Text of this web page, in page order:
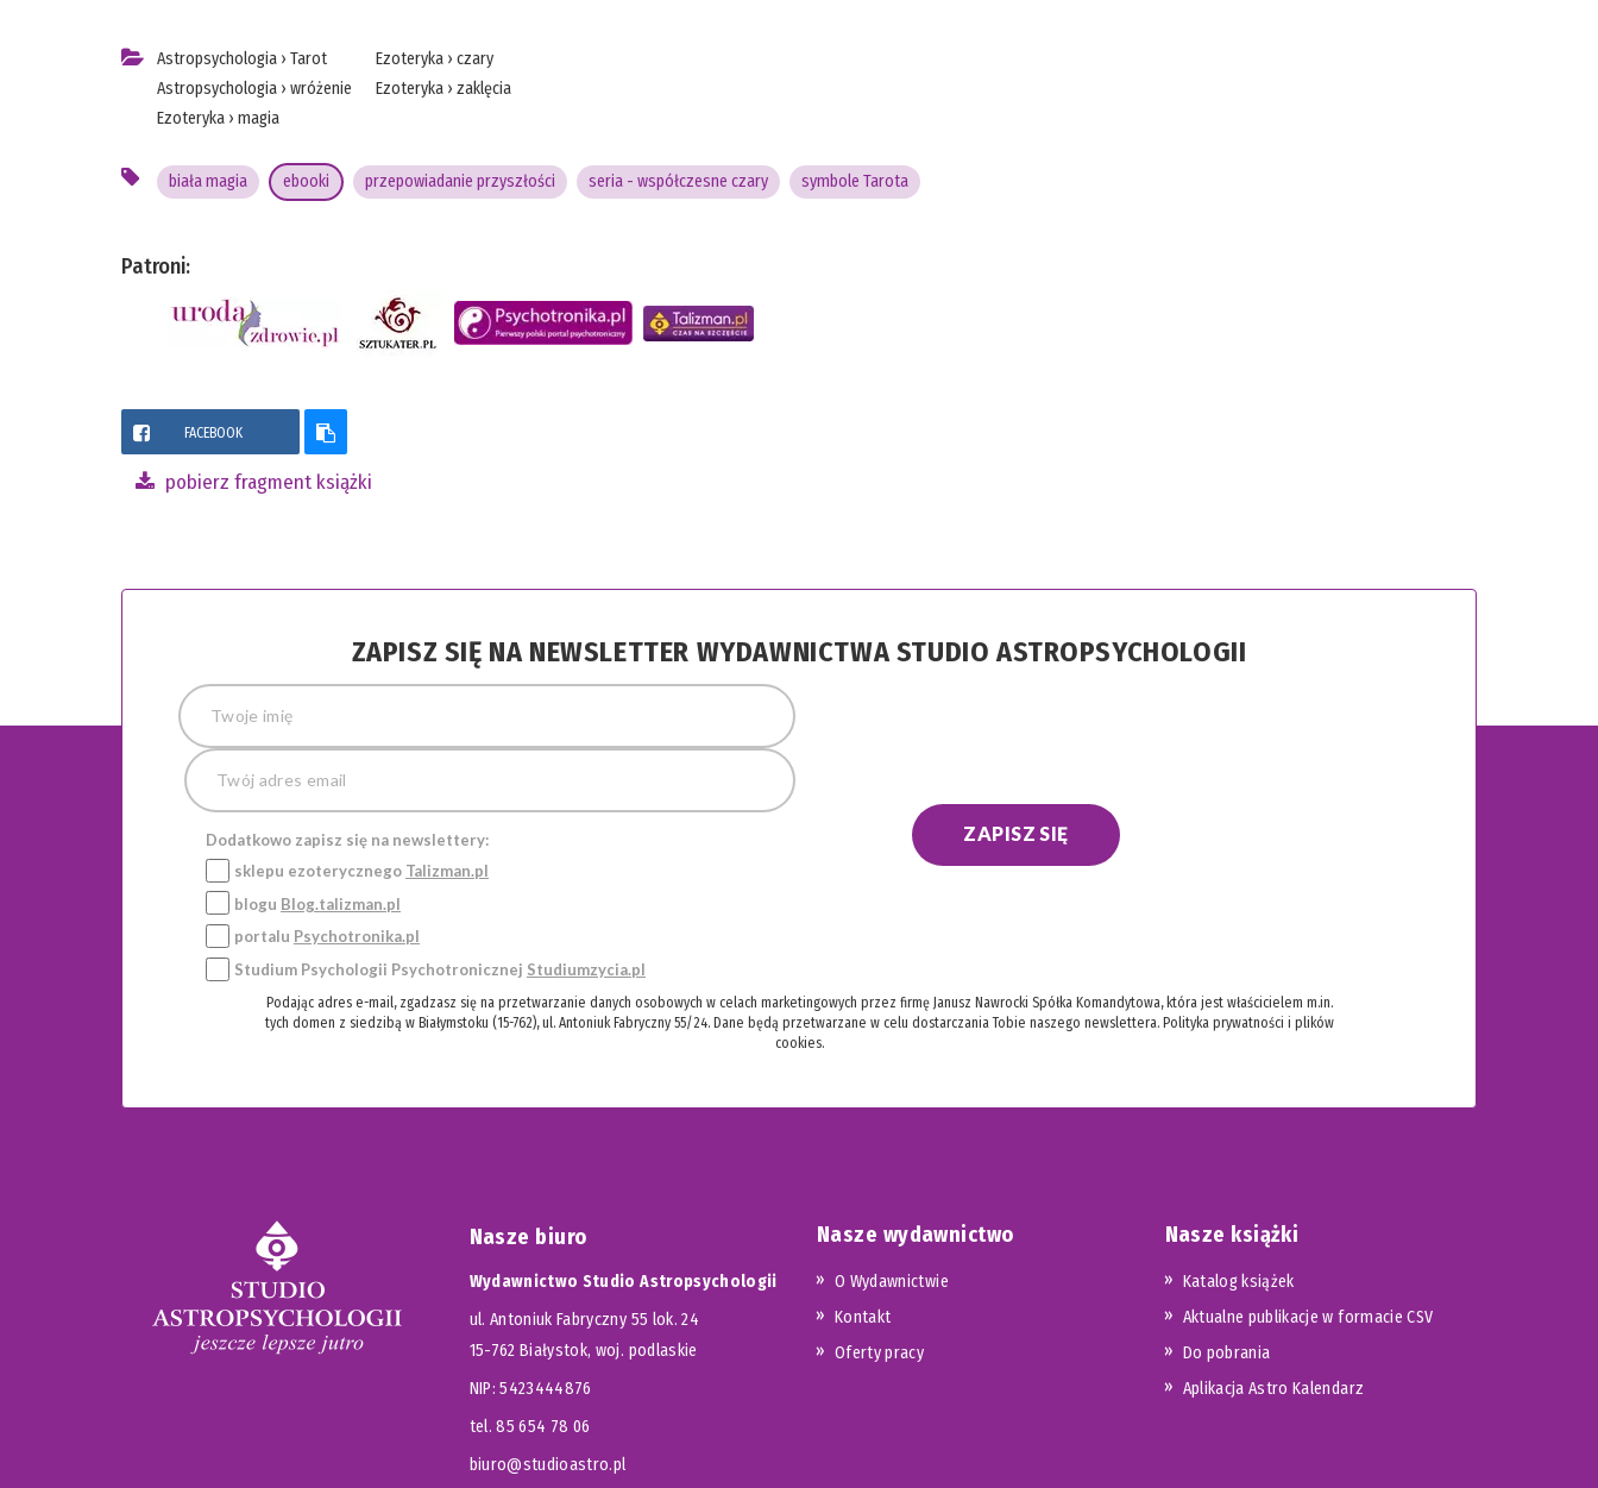
Astropsychologia › Tarot
Astropsychologia › wróżenie
Ezoteryka › magia
Ezoteryka › czary
Ezoteryka › zaklęcia
biała magia ebooki przepowiadanie przyszłości seria - współczesne czary symbole Tarota
Patroni:
FACEBOOK
pobierz fragment książki
ZAPISZ SIĘ NA NEWSLETTER WYDAWNICTWA STUDIO ASTROPSYCHOLOGII
Dodatkowo zapisz się na newslettery:
sklepu ezoterycznego Talizman.pl
blogu Blog.talizman.pl
portalu Psychotronika.pl
Studium Psychologii Psychotronicznej Studiumzycia.pl
ZAPISZ SIĘ
Podając adres e-mail, zgadzasz się na przetwarzanie danych osobowych w celach marketingowych przez firmę Janusz Nawrocki Spółka Komandytowa, która jest właścicielem m.in.
tych domen z siedzibą w Białymstoku (15-762), ul. Antoniuk Fabryczny 55/24. Dane będą przetwarzane w celu dostarczania Tobie naszego newslettera. Polityka prywatności i plików
cookies.
Nasze biuro
Wydawnictwo Studio Astropsychologii
ul. Antoniuk Fabryczny 55 lok. 24
15-762 Białystok, woj. podlaskie
NIP: 5423444876
tel. 85 654 78 06
biuro@studioastro.pl
Nasze wydawnictwo
O Wydawnictwie
Kontakt
Oferty pracy
Nasze książki
Katalog książek
Aktualne publikacje w formacie CSV
Do pobrania
Aplikacja Astro Kalendarz